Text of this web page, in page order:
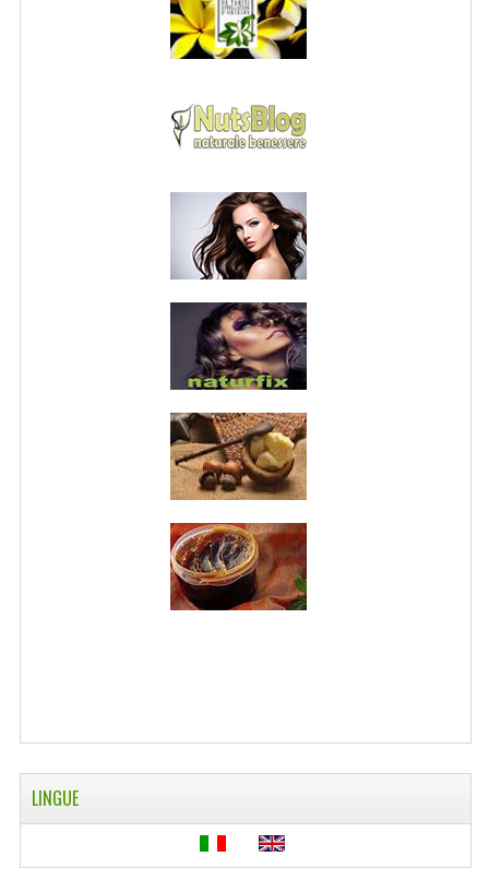
NORMATIVA PRIVACY
MAPPA DEL SITO
BUONI SCONTO
CANCELLA NEWSLETTER
BLOG
FREE-INFO
PIANTE
CORPO
VISO
WELLNESS
CAPELLI
PINTEREST
LINGUE